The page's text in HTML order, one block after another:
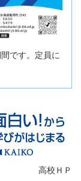
です。定員に
高校ＨＰ